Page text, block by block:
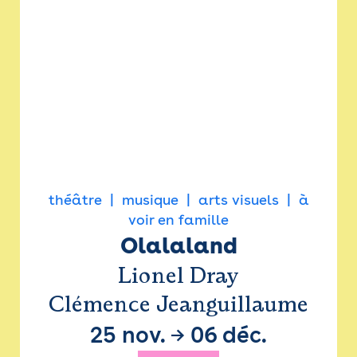
théâtre musique arts visuels
à
voir en famille
Olalaland
Lionel Dray
Clémence Jeanguillaume
25 nov. → 06 déc.